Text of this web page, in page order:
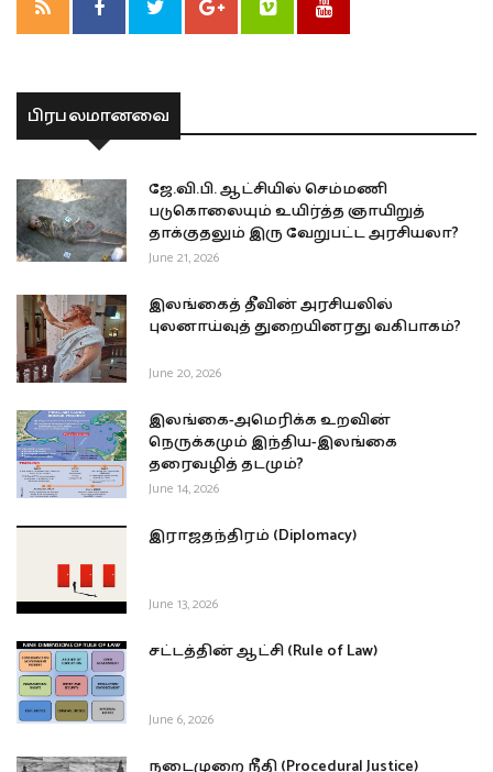
பிரபலமானவை
ஜே.வி.பி. ஆட்சியில் செம்மணி
படுகொலையும் உயிர்த்த ஞாயிறுத்
தாக்குதலும் இரு வேறுபட்ட அரசியலா?
June 21, 2026
இலங்கைத் தீவின் அரசியலில்
புலனாய்வுத் துறையினரது வகிபாகம்?
June 20, 2026
இலங்கை-அமெரிக்க உறவின்
நெருக்கமும் இந்திய-இலங்கை
தரைவழித் தடமும்?
June 14, 2026
இராஜதந்திரம் (Diplomacy)
June 13, 2026
சட்டத்தின் ஆட்சி (Rule of Law)
June 6, 2026